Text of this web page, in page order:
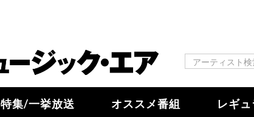
特集/一挙放送 オススメ番組 レギ